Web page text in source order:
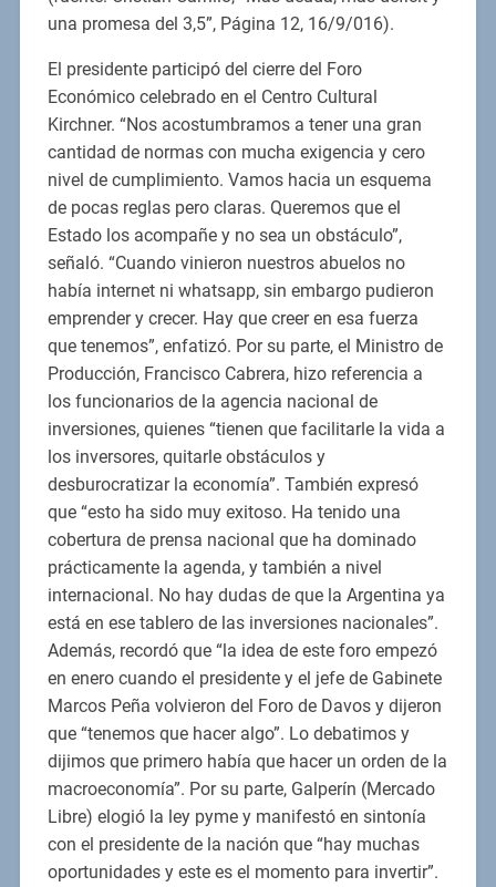
una promesa del 3,5”, Página 12, 16/9/016).
El presidente participó del cierre del Foro
Económico celebrado en el Centro Cultural
Kirchner. “Nos acostumbramos a tener una gran
cantidad de normas con mucha exigencia y cero
nivel de cumplimiento. Vamos hacia un esquema
de pocas reglas pero claras. Queremos que el
Estado los acompañe y no sea un obstáculo”,
señaló. “Cuando vinieron nuestros abuelos no
había internet ni whatsapp, sin embargo pudieron
emprender y crecer. Hay que creer en esa fuerza
que tenemos”, enfatizó. Por su parte, el Ministro de
Producción, Francisco Cabrera, hizo referencia a
los funcionarios de la agencia nacional de
inversiones, quienes “tienen que facilitarle la vida a
los inversores, quitarle obstáculos y
desburocratizar la economía”. También expresó
que “esto ha sido muy exitoso. Ha tenido una
cobertura de prensa nacional que ha dominado
prácticamente la agenda, y también a nivel
internacional. No hay dudas de que la Argentina ya
está en ese tablero de las inversiones nacionales”.
Además, recordó que “la idea de este foro empezó
en enero cuando el presidente y el jefe de Gabinete
Marcos Peña volvieron del Foro de Davos y dijeron
que “tenemos que hacer algo”. Lo debatimos y
dijimos que primero había que hacer un orden de la
macroeconomía”. Por su parte, Galperín (Mercado
Libre) elogió la ley pyme y manifestó en sintonía
con el presidente de la nación que “hay muchas
oportunidades y este es el momento para invertir”.